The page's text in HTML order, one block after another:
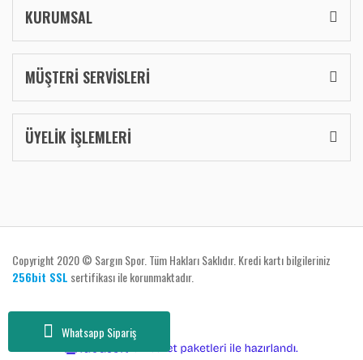
Whatsapp Sipariş
KURUMSAL
MÜŞTERİ SERVİSLERİ
ÜYELİK İŞLEMLERİ
Copyright 2020 © Sargın Spor. Tüm Hakları Saklıdır. Kredi kartı bilgileriniz
256bit SSL sertifikası ile korunmaktadır.
e-